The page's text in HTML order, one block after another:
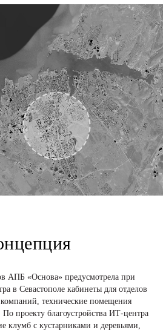
АПБ «Основа» предусмотрела при
в Севастополе кабинеты для отделов
технические помещения
проекту благоустройства ИТ-центра
клумб с кустарниками и деревьями,